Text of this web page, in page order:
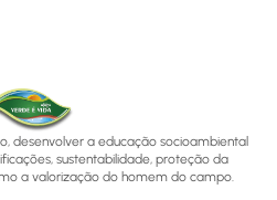
desenvolver a educação socioambiental
sustentabilidade, proteção da
a valorização do homem do campo.